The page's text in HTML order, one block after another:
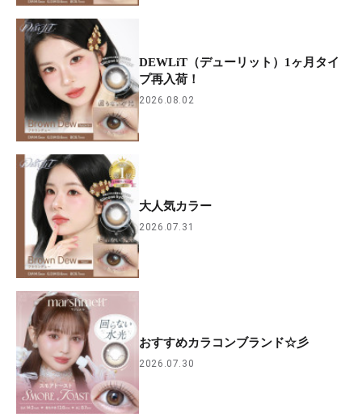
DEWLiT（デューリット）1ヶ月タイ
プ再入荷！
2026.08.02
大人気カラー
2026.07.31
おすすめカラコンブランド☆彡
2026.07.30